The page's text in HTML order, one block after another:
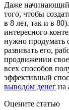
Даже начинающий
того, чтобы
в 8 лет, так и в
интересного
нужно продумать
развивать его,
продвижении
всех способов
эффективный
выводом денег на
Оцените статью